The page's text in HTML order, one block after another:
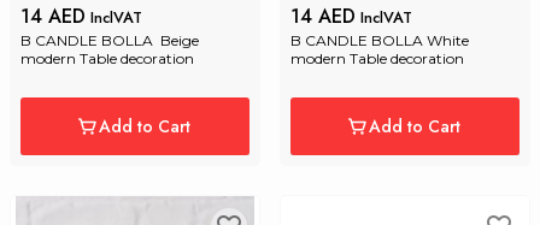
14 AED InclVAT
B CANDLE BOLLA  Beige
modern Table decoration
Add to Cart
14 AED InclVAT
B CANDLE BOLLA White
modern Table decoration
Add to Cart